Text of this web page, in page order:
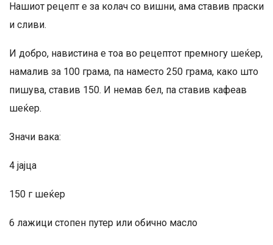
Нашиот рецепт е за колач со вишни, ама ставив праски
и сливи.
И добро, навистина е тоа во рецептот премногу шеќер,
намалив за 100 грама, па наместо 250 грама, како што
пишува, ставив 150. И немав бел, па ставив кафеав
шеќер.
Значи вака:
4 јајца
150 г шеќер
6 лажици стопен путер или обично масло